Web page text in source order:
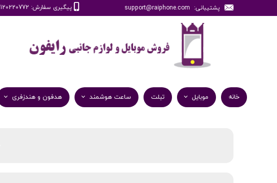
پشتیبانی: support@raiphone.com پیگیری سفارش: 09120220772
خانه
موبایل تبلت ساعت هوشمند هدفون و هندزفری